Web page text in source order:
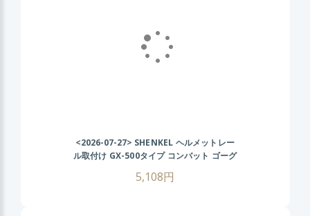
<2026-07-27> SHENKEL ヘルメットレー
ル取付け GX-500タイプ コンバット ゴーグ
バゲー
5,108円